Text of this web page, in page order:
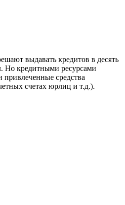
выдавать кредитов в десять
Но кредитными ресурсами
привлеченные средства
счетах юрлиц и т.д.).